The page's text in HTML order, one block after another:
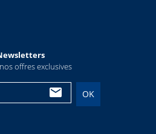
offres exclusives
OK